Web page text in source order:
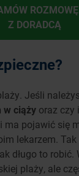
ROZMOWĘ
Z DORADCĄ
Jeśli
w ciąży oraz czy
pojawić się
lekarzem.
długo to
plaży, ale